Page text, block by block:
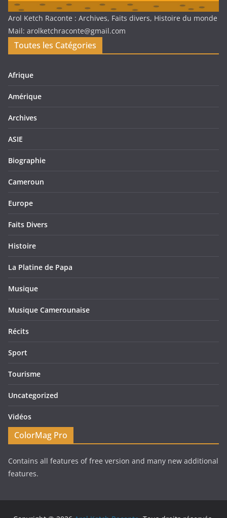
Arol Ketch Raconte : Archives, Faits divers, Histoire du monde
Mail: arolketchraconte@gmail.com
Toutes les Catégories
Afrique
Amérique
Archives
ASIE
Biographie
Cameroun
Europe
Faits Divers
Histoire
La Platine de Papa
Musique
Musique Camerounaise
Récits
Sport
Tourisme
Uncategorized
Vidéos
ColorMag Pro
Contains all features of free version and many new additional
features.